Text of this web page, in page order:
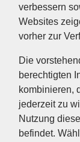
verbessern
Websites
vorher zur
Die
berechtigten
kombinieren,
jederzeit zu
Nutzung
befindet.